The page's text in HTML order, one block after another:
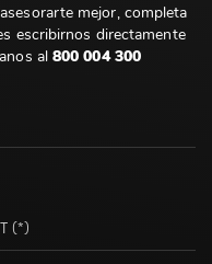
mejor, completa
escribirnos directamente
al 800 004 300
(*)